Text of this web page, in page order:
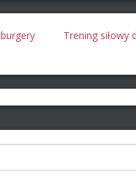
Trening siłowy